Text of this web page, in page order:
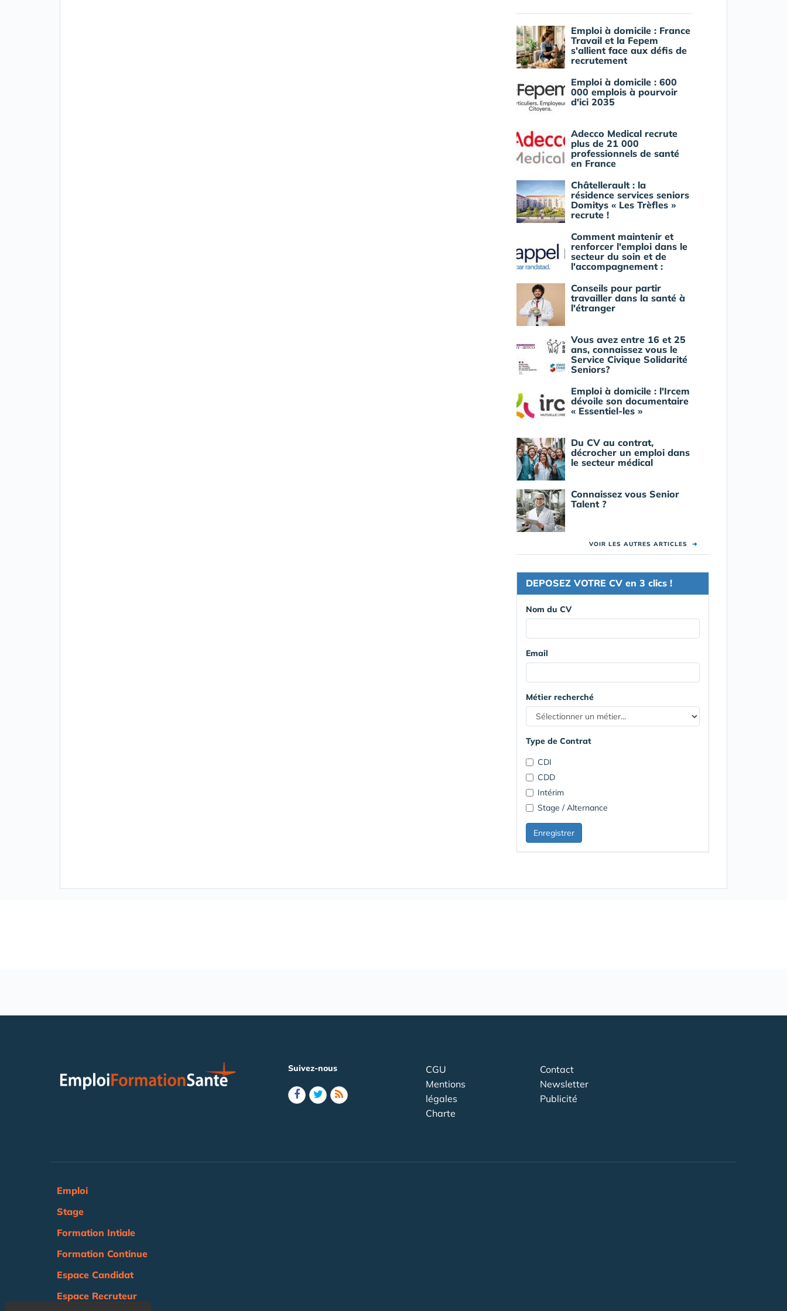
Emploi à domicile : France
Travail et la Fepem
s'allient face aux défis de
recrutement
Emploi à domicile : 600
000 emplois à pourvoir
d'ici 2035
Adecco Medical recrute
plus de 21 000
professionnels de santé
en France
Châtellerault : la
résidence services seniors
Domitys « Les Trèfles »
recrute !
Comment maintenir et
renforcer l'emploi dans le
secteur du soin et de
l'accompagnement :
Conseils pour partir
travailler dans la santé à
l'étranger
Vous avez entre 16 et 25
ans, connaissez vous le
Service Civique Solidarité
Seniors?
Emploi à domicile : l'Ircem
dévoile son documentaire
« Essentiel-les »
Du CV au contrat,
décrocher un emploi dans
le secteur médical
Connaissez vous Senior
Talent ?
VOIR LES AUTRES ARTICLES ➜
DEPOSEZ VOTRE CV en 3 clics !
Nom du CV
Email
Métier recherché
Type de Contrat
CDI
CDD
Intérim
Stage / Alternance
Suivez-nous
CGU
Mentions
légales
Charte
Contact
Newsletter
Publicité
Emploi
Stage
Formation Intiale
Formation Continue
Espace Candidat
Espace Recruteur